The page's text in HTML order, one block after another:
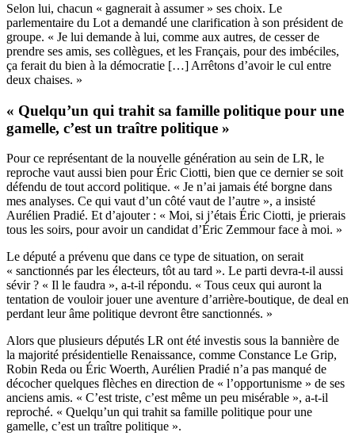
Selon lui, chacun « gagnerait à assumer » ses choix. Le
parlementaire du Lot a demandé une clarification à son président de
groupe. « Je lui demande à lui, comme aux autres, de cesser de
prendre ses amis, ses collègues, et les Français, pour des imbéciles,
ça ferait du bien à la démocratie […] Arrêtons d’avoir le cul entre
deux chaises. »
« Quelqu’un qui trahit sa famille politique pour une
gamelle, c’est un traître politique »
Pour ce représentant de la nouvelle génération au sein de LR, le
reproche vaut aussi bien pour Éric Ciotti, bien que ce dernier se soit
défendu de tout accord politique. « Je n’ai jamais été borgne dans
mes analyses. Ce qui vaut d’un côté vaut de l’autre », a insisté
Aurélien Pradié. Et d’ajouter : « Moi, si j’étais Éric Ciotti, je prierais
tous les soirs, pour avoir un candidat d’Éric Zemmour face à moi. »
Le député a prévenu que dans ce type de situation, on serait
« sanctionnés par les électeurs, tôt au tard ». Le parti devra-t-il aussi
sévir ? « Il le faudra », a-t-il répondu. « Tous ceux qui auront la
tentation de vouloir jouer une aventure d’arrière-boutique, de deal en
perdant leur âme politique devront être sanctionnés. »
Alors que plusieurs députés LR ont été investis sous la bannière de
la majorité présidentielle Renaissance, comme Constance Le Grip,
Robin Reda ou Éric Woerth, Aurélien Pradié n’a pas manqué de
décocher quelques flèches en direction de « l’opportunisme » de ses
anciens amis. « C’est triste, c’est même un peu misérable », a-t-il
reproché. « Quelqu’un qui trahit sa famille politique pour une
gamelle, c’est un traître politique ».